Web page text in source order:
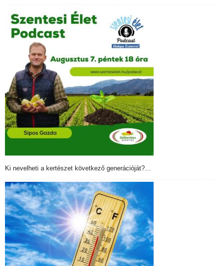
Ki nevelheti a kertészet következő generációját?…